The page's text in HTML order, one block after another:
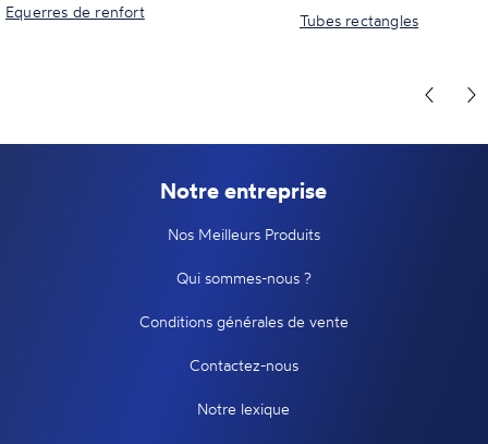
Equerres de renfort
Tubes rectangles
Notre entreprise
Nos Meilleurs Produits
Qui sommes-nous ?
Conditions générales de vente
Contactez-nous
Notre lexique